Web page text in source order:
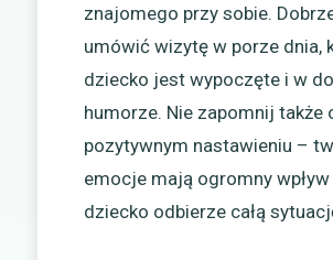
znajomego przy sobie.
umówić wizytę w porze dnia,
dziecko jest wypoczęte i w
humorze. Nie zapomnij także
pozytywnym nastawieniu –
emocje mają ogromny
dziecko odbierze całą